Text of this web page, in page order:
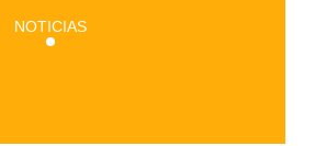
NOTICIAS